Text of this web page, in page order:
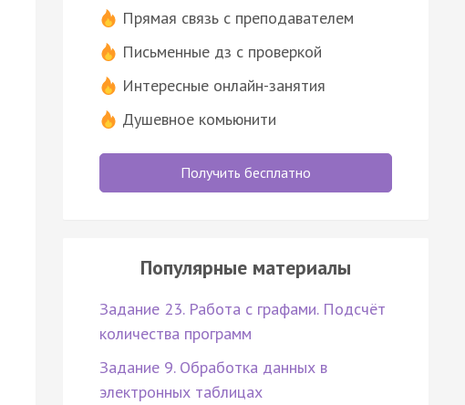
Прямая связь с преподавателем
Письменные дз с проверкой
Интересные онлайн-занятия
Душевное комьюнити
Получить бесплатно
Популярные материалы
Задание 23. Работа с графами. Подсчёт
количества программ
Задание 9. Обработка данных в
электронных таблицах